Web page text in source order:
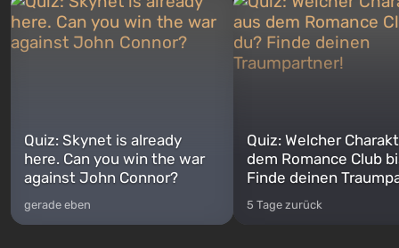
Quiz: Skynet is already
here. Can you win the war
against John Connor?
gerade eben
Quiz: Welcher
dem Romance Club
Finde deinen
5 Tage zurück